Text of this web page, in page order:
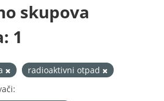
skupova
1
radioaktivni otpad